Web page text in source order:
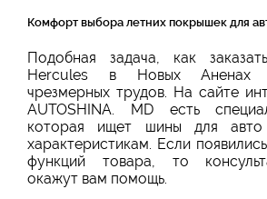
Комфорт выбора летних покрышек для
Подобная задача, как
Hercules в Новых Аненах
чрезмерных трудов. На сайте
AUTOSHINA. MD есть
которая ищет шины для
характеристикам. Если
функций товара, то
окажут вам помощь.